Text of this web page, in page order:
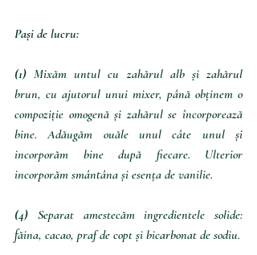
Pași de lucru:
(1) Mixăm untul cu zahărul alb și zahărul
brun, cu ajutorul unui mixer, până obținem o
compoziție omogenă și zahărul se încorporează
bine. Adăugăm ouăle unul câte unul și
incorporăm bine după fiecare. Ulterior
incorporăm smântâna și esența de vanilie.
(4) Separat amestecăm ingredientele solide: